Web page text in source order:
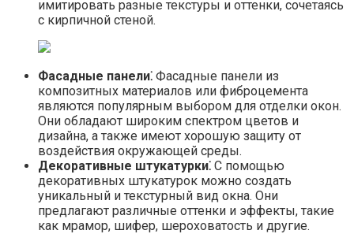
имитировать разные текстуры и оттенки, сочетаясь
с кирпичной стеной.
Фасадные панели⁚ Фасадные панели из
композитных материалов или фиброцемента
являются популярным выбором для отделки окон.​
Они обладают широким спектром цветов и
дизайна, а также имеют хорошую защиту от
воздействия окружающей среды.​
Декоративные штукатурки⁚ С помощью
декоративных штукатурок можно создать
уникальный и текстурный вид окна.​ Они
предлагают различные оттенки и эффекты, такие
как мрамор, шифер, шероховатость и другие.​